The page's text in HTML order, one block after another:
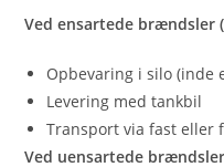
Ved ensartede brændsler
Opbevaring i silo (inde
Levering med tankbil
Transport via fast eller
Ved uensartede